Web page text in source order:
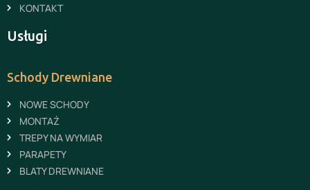
KONTAKT
Usługi
Schody Drewniane
NOWE SCHODY
MONTAŻ
TREPY NA WYMIAR
PARAPETY
BLATY DREWNIANE